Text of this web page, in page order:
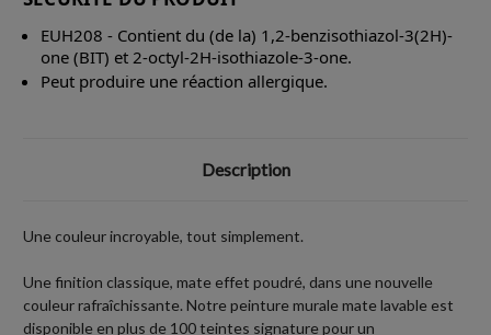
EUH208 - Contient du (de la) 1,2-benzisothiazol-3(2H)-
one (BIT) et 2-octyl-2H-isothiazole-3-one.
Peut produire une réaction allergique.
Description
Une couleur incroyable, tout simplement.
Une finition classique, mate effet poudré, dans une nouvelle
couleur rafraîchissante. Notre peinture murale mate lavable est
disponible en plus de 100 teintes signature pour un